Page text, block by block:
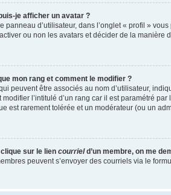
je afficher un avatar ?
panneau d’utilisateur, dans l’onglet « profil »
ou non les avatars et décider de la manière
mon rang et comment le modifier ?
peuvent être associés au nom d’utilisateur,
modifier l’intitulé d’un rang car il est paramétré
est rarement tolérée et un modérateur (ou un
sur le lien courrield’un membre, on me
peuvent s’envoyer des courriels via le